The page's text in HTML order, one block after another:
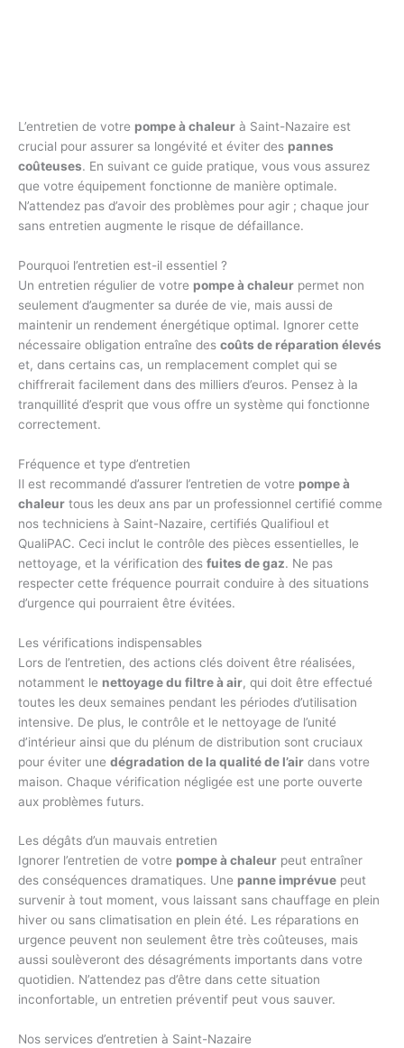
L’entretien de votre pompe à chaleur à Saint-Nazaire est
crucial pour assurer sa longévité et éviter des pannes
coûteuses. En suivant ce guide pratique, vous vous assurez
que votre équipement fonctionne de manière optimale.
N’attendez pas d’avoir des problèmes pour agir ; chaque jour
sans entretien augmente le risque de défaillance.
Pourquoi l’entretien est-il essentiel ?
Un entretien régulier de votre pompe à chaleur permet non
seulement d’augmenter sa durée de vie, mais aussi de
maintenir un rendement énergétique optimal. Ignorer cette
nécessaire obligation entraîne des coûts de réparation élevés
et, dans certains cas, un remplacement complet qui se
chiffrerait facilement dans des milliers d’euros. Pensez à la
tranquillité d’esprit que vous offre un système qui fonctionne
correctement.
Fréquence et type d’entretien
Il est recommandé d’assurer l’entretien de votre pompe à
chaleur tous les deux ans par un professionnel certifié comme
nos techniciens à Saint-Nazaire, certifiés Qualifioul et
QualiPAC. Ceci inclut le contrôle des pièces essentielles, le
nettoyage, et la vérification des fuites de gaz. Ne pas
respecter cette fréquence pourrait conduire à des situations
d’urgence qui pourraient être évitées.
Les vérifications indispensables
Lors de l’entretien, des actions clés doivent être réalisées,
notamment le nettoyage du filtre à air, qui doit être effectué
toutes les deux semaines pendant les périodes d’utilisation
intensive. De plus, le contrôle et le nettoyage de l’unité
d’intérieur ainsi que du plénum de distribution sont cruciaux
pour éviter une dégradation de la qualité de l’air dans votre
maison. Chaque vérification négligée est une porte ouverte
aux problèmes futurs.
Les dégâts d’un mauvais entretien
Ignorer l’entretien de votre pompe à chaleur peut entraîner
des conséquences dramatiques. Une panne imprévue peut
survenir à tout moment, vous laissant sans chauffage en plein
hiver ou sans climatisation en plein été. Les réparations en
urgence peuvent non seulement être très coûteuses, mais
aussi soulèveront des désagréments importants dans votre
quotidien. N’attendez pas d’être dans cette situation
inconfortable, un entretien préventif peut vous sauver.
Nos services d’entretien à Saint-Nazaire